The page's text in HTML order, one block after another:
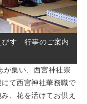
びす 行事のご案内
が集い、西宮神社崇
て西宮神社華務職で
、花を活けてお供え